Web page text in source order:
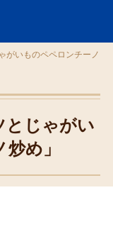
がいものペペロンチーノ
とじゃがい
め」